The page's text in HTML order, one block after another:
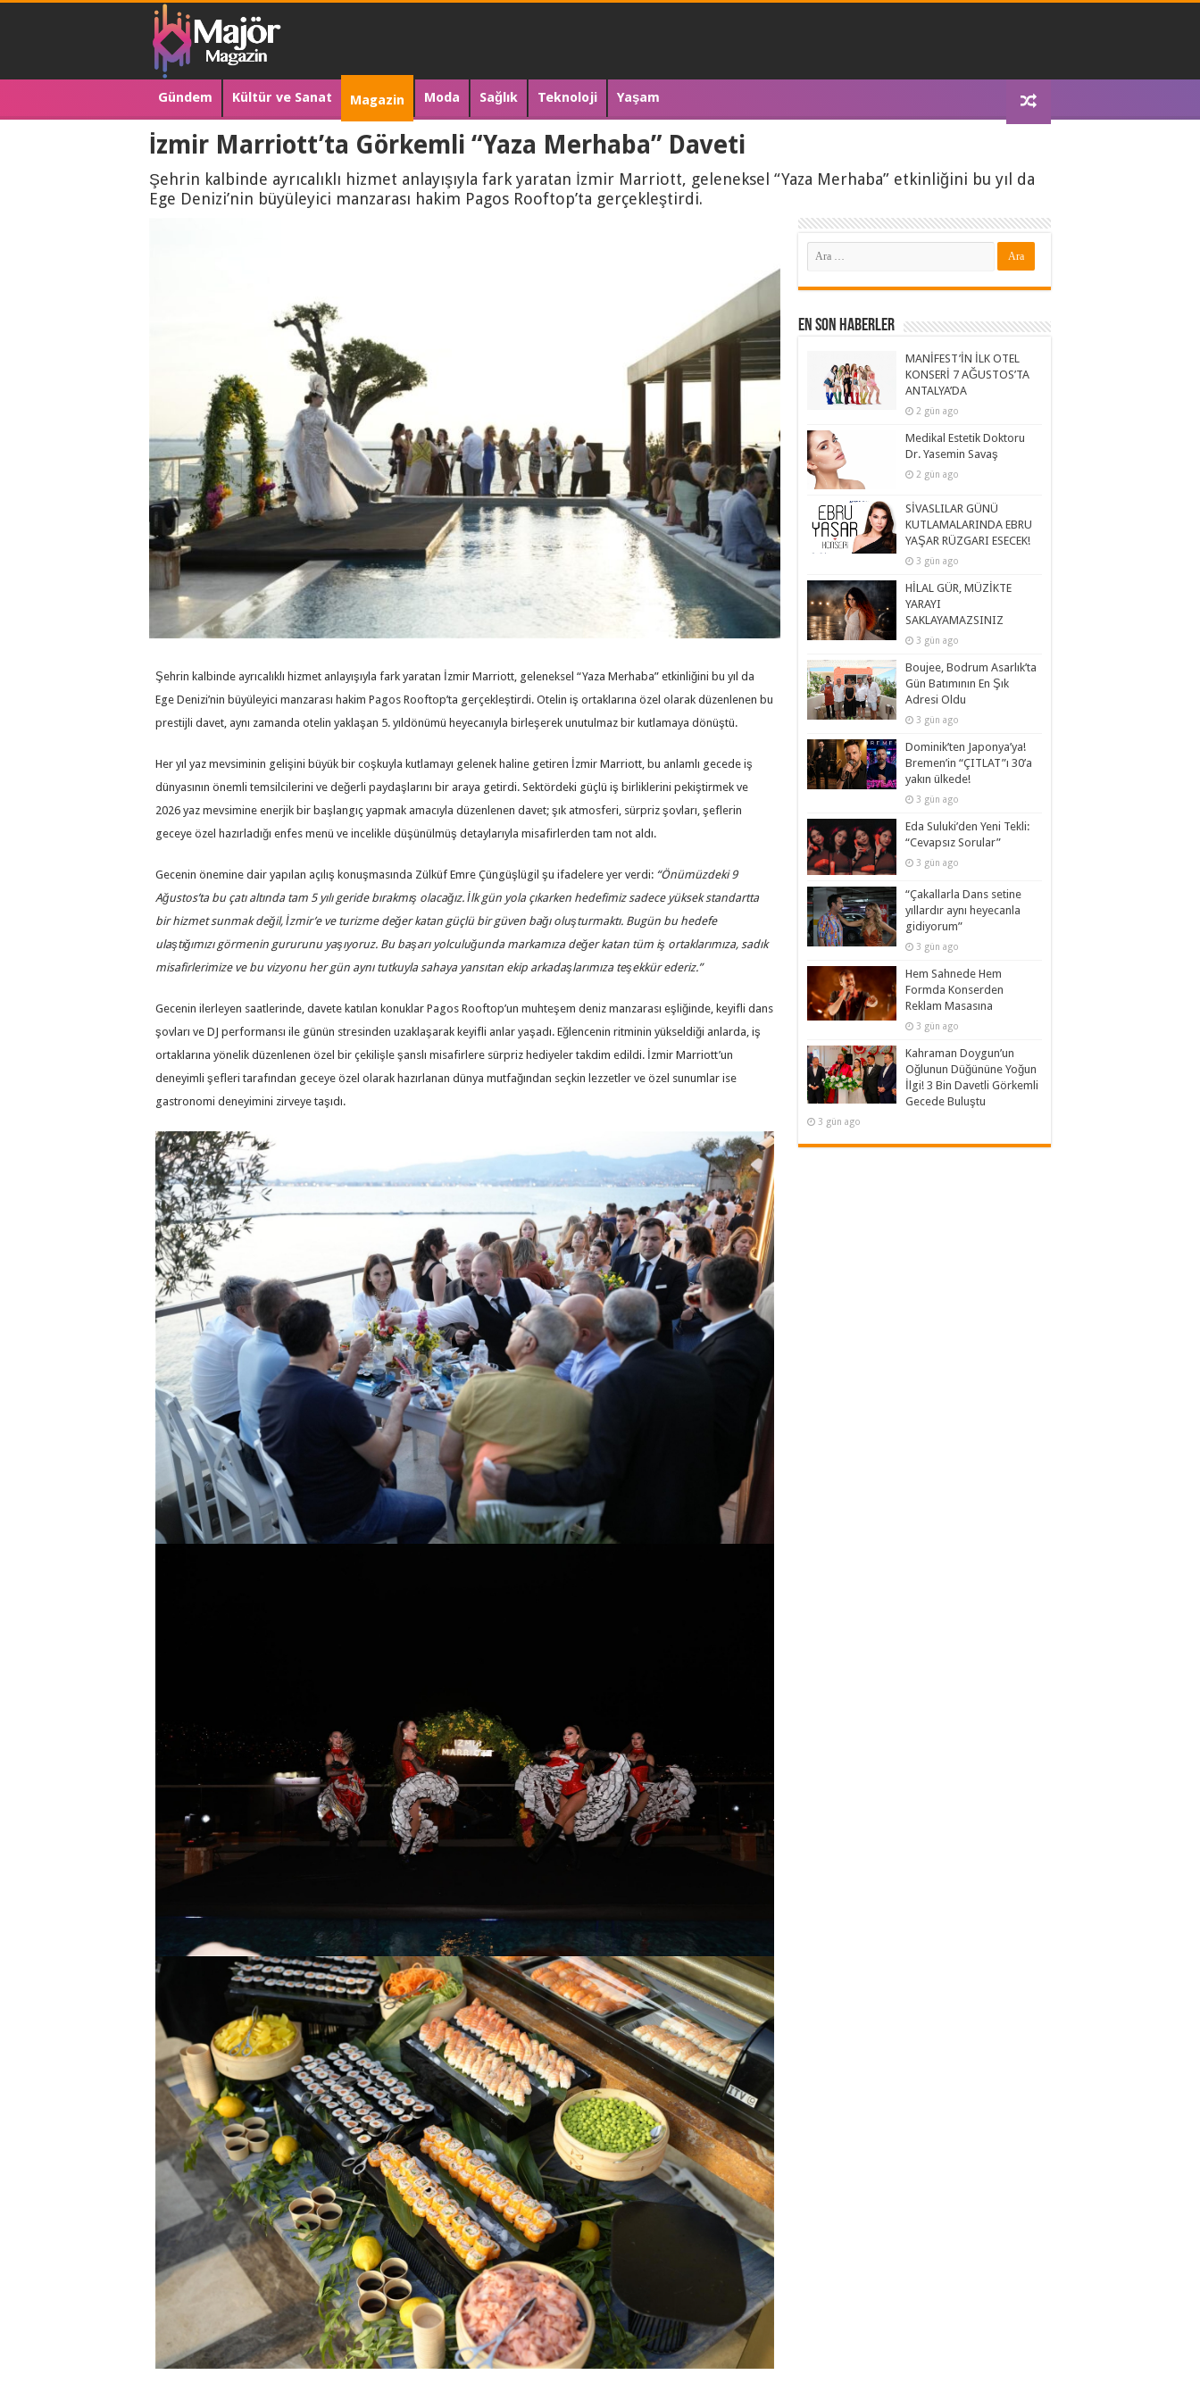
Gündem Kültür ve Sanat Magazin Moda Sağlık Teknoloji Yaşam
İzmir Marriott’ta Görkemli “Yaza Merhaba” Daveti
Şehrin kalbinde ayrıcalıklı hizmet anlayışıyla fark yaratan İzmir Marriott, geleneksel “Yaza Merhaba” etkinliğini bu yıl da
Ege Denizi’nin büyüleyici manzarası hakim Pagos Rooftop’ta gerçekleştirdi.
Şehrin kalbinde ayrıcalıklı hizmet anlayışıyla fark yaratan İzmir Marriott, geleneksel “Yaza Merhaba” etkinliğini bu yıl da
Ege Denizi’nin büyüleyici manzarası hakim Pagos Rooftop’ta gerçekleştirdi. Otelin iş ortaklarına özel olarak düzenlenen bu
prestijli davet, aynı zamanda otelin yaklaşan 5. yıldönümü heyecanıyla birleşerek unutulmaz bir kutlamaya dönüştü.
Her yıl yaz mevsiminin gelişini büyük bir coşkuyla kutlamayı gelenek haline getiren İzmir Marriott, bu anlamlı gecede iş
dünyasının önemli temsilcilerini ve değerli paydaşlarını bir araya getirdi. Sektördeki güçlü iş birliklerini pekiştirmek ve
2026 yaz mevsimine enerjik bir başlangıç yapmak amacıyla düzenlenen davet; şık atmosferi, sürpriz şovları, şeflerin
geceye özel hazırladığı enfes menü ve incelikle düşünülmüş detaylarıyla misafirlerden tam not aldı.
Gecenin önemine dair yapılan açılış konuşmasında Zülküf Emre Çüngüşlügil şu ifadelere yer verdi: “Önümüzdeki 9
Ağustos’ta bu çatı altında tam 5 yılı geride bırakmış olacağız. İlk gün yola çıkarken hedefimiz sadece yüksek standartta
bir hizmet sunmak değil, İzmir’e ve turizme değer katan güçlü bir güven bağı oluşturmaktı. Bugün bu hedefe
ulaştığımızı görmenin gururunu yaşıyoruz. Bu başarı yolculuğunda markamıza değer katan tüm iş ortaklarımıza, sadık
misafirlerimize ve bu vizyonu her gün aynı tutkuyla sahaya yansıtan ekip arkadaşlarımıza teşekkür ederiz.”
Gecenin ilerleyen saatlerinde, davete katılan konuklar Pagos Rooftop’un muhteşem deniz manzarası eşliğinde, keyifli dans
şovları ve DJ performansı ile günün stresinden uzaklaşarak keyifli anlar yaşadı. Eğlencenin ritminin yükseldiği anlarda, iş
ortaklarına yönelik düzenlenen özel bir çekilişle şanslı misafirlere sürpriz hediyeler takdim edildi. İzmir Marriott’un
deneyimli şefleri tarafından geceye özel olarak hazırlanan dünya mutfağından seçkin lezzetler ve özel sunumlar ise
gastronomi deneyimini zirveye taşıdı.
En Son Haberler
MANİFEST’İN İLK OTEL
KONSERİ 7 AĞUSTOS’TA
ANTALYA’DA
2 gün ago
Medikal Estetik Doktoru
Dr. Yasemin Savaş
2 gün ago
SİVASLILAR GÜNÜ
KUTLAMALARINDA EBRU
YAŞAR RÜZGARI ESECEK!
3 gün ago
HİLAL GÜR, MÜZİKTE
YARAYI
SAKLAYAMAZSINIZ
3 gün ago
Boujee, Bodrum Asarlık’ta
Gün Batımının En Şık
Adresi Oldu
3 gün ago
Dominik’ten Japonya’ya!
Bremen’in “ÇITLAT”ı 30’a
yakın ülkede!
3 gün ago
Eda Suluki’den Yeni Tekli:
“Cevapsız Sorular”
3 gün ago
“Çakallarla Dans setine
yıllardır aynı heyecanla
gidiyorum”
3 gün ago
Hem Sahnede Hem
Formda Konserden
Reklam Masasına
3 gün ago
Kahraman Doygun’un
Oğlunun Düğününe Yoğun
İlgi! 3 Bin Davetli Görkemli
Gecede Buluştu
3 gün ago